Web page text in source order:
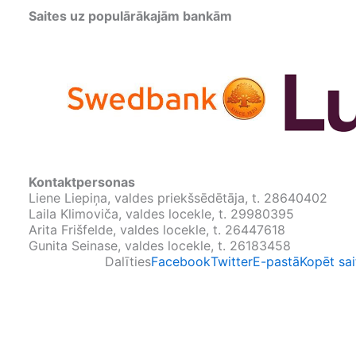
Saites uz populārākajām bankām
Kontaktpersonas
Liene Liepiņa, valdes priekšsēdētāja, t. 28640402
Laila Klimoviča, valdes locekle, t. 29980395
Arita Frišfelde, valdes locekle, t. 26447618
Gunita Seinase, valdes locekle, t. 26183458
DalītiesFacebookTwitterE-pastāKopēt